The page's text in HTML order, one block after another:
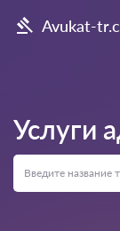
Avukat-
Услуги